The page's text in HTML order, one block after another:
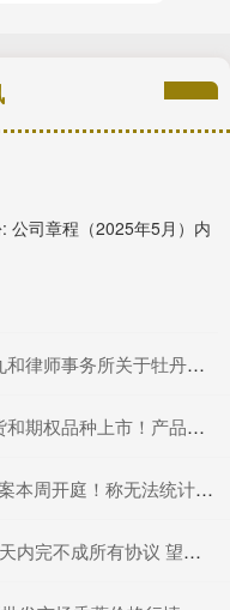
公司章程（2025年5月）内
份购买资产暨关联交易之补充法律意见书（一）内容摘要
种上市！产品体系持续完善
！称无法统计医疗次数和金额
协议 望与中方达成重大进展！